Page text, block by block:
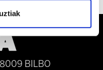
BILBO